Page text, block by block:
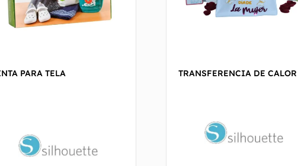
PARA TELA TRANSFERENCIA DE CALOR